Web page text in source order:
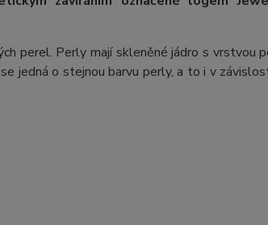
perel. Perly mají skleněné jádro s vrstvou
jedná o stejnou barvu perly, a to i v